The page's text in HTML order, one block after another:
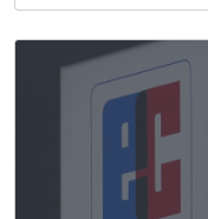
Rundfunkbeitrag
[…]